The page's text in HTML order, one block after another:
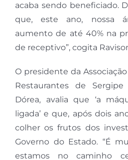
acaba sendo beneficiado.
que, este ano, nossa
aumento de até 40% na
de receptivo”, cogita
O presidente da
Restaurantes de Sergipe
Dórea, avalia que ‘a
ligada’ e que, após dois
colher os frutos dos
Governo do Estado. “É
estamos no caminho